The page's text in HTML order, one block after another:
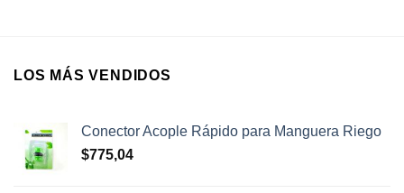
LOS MÁS VENDIDOS
Conector Acople Rápido para Manguera Riego
$775,04